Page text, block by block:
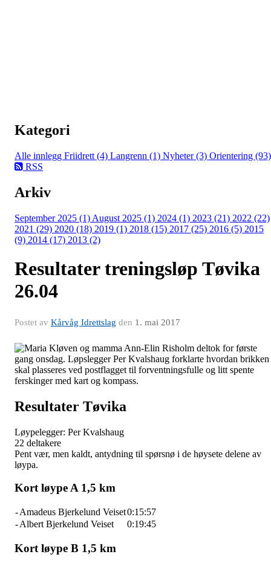
Kategori
Alle innlegg Friidrett (4) Langrenn (1) Nyheter (3) Orientering (93)
RSS
Arkiv
September 2025 (1) August 2025 (1) 2024 (1) 2023 (21) 2022 (22)
2021 (29) 2020 (18) 2019 (1) 2018 (15) 2017 (25) 2016 (5) 2015
(9) 2014 (17) 2013 (2)
Resultater treningsløp Tøvika
26.04
Postet av Kårvåg Idrettslag den 1. mai 2017
Resultater Tøvika
Løypelegger: Per Kvalshaug
22 deltakere
Pent vær, men kaldt, antydning til spørsnø i de høysete delene av
løypa.
Kort løype A 1,5 km
-Amadeus Bjerkelund Veiset0:15:57
-Albert Bjerkelund Veiset 0:19:45
Kort løype B 1,5 km